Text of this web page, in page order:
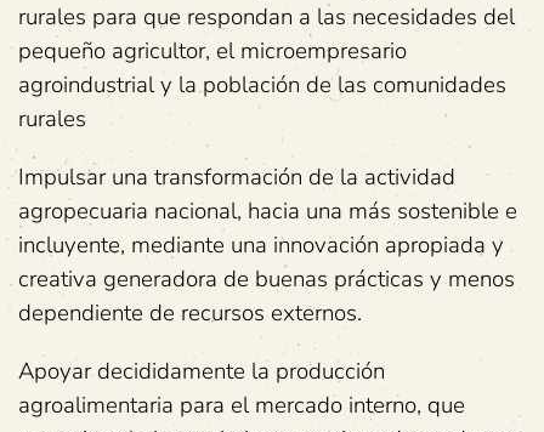
rurales para que respondan a las necesidades del
pequeño agricultor, el microempresario
agroindustrial y la población de las comunidades
rurales
Impulsar una transformación de la actividad
agropecuaria nacional, hacia una más sostenible e
incluyente, mediante una innovación apropiada y
creativa generadora de buenas prácticas y menos
dependiente de recursos externos.
Apoyar decididamente la producción
agroalimentaria para el mercado interno, que